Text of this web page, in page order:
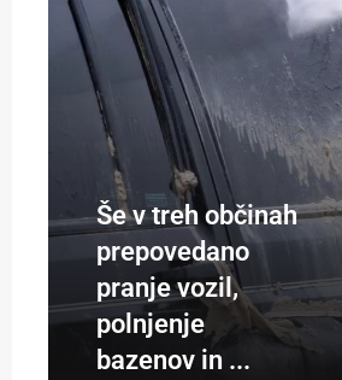
Še v treh občinah
prepovedano
pranje vozil,
polnjenje
bazenov in ...